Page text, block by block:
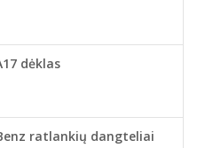
dėklas
ratlankių dangteliai